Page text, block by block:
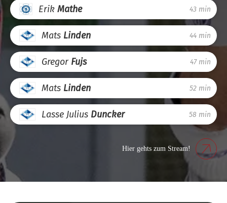
Erik Mathe 43 min
Mats Linden 44 min
Gregor Fujs 47 min
Mats Linden 52 min
Lasse Julius Duncker 58 min
Hier gehts zum Stream!